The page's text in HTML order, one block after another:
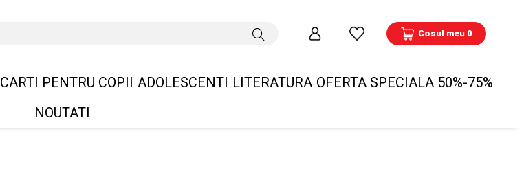
Cosul meu 0
CARTI PENTRU COPII ADOLESCENTI LITERATURA OFERTA SPECIALA 50%-75%
NOUTATI